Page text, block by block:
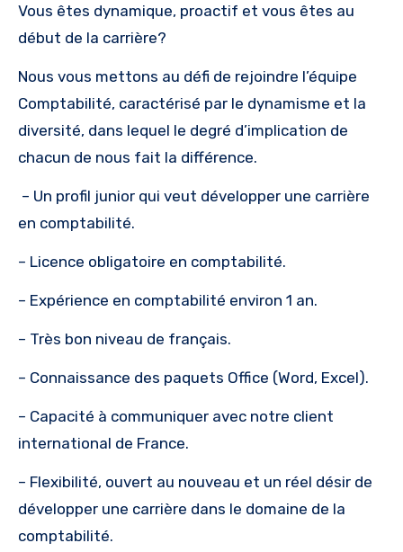
Vous êtes dynamique, proactif et vous êtes au
début de la carrière?
Nous vous mettons au défi de rejoindre l’équipe
Comptabilité, caractérisé par le dynamisme et la
diversité, dans lequel le degré d’implication de
chacun de nous fait la différence.
– Un profil junior qui veut développer une carrière
en comptabilité.
– Licence obligatoire en comptabilité.
– Expérience en comptabilité environ 1 an.
– Très bon niveau de français.
– Connaissance des paquets Office (Word, Excel).
– Capacité à communiquer avec notre client
international de France.
– Flexibilité, ouvert au nouveau et un réel désir de
développer une carrière dans le domaine de la
comptabilité.